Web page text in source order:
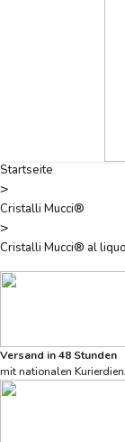
Startseite
>
Cristalli Mucci®
>
Cristalli Mucci® al
Versand in 48 Stunden
mit nationalen